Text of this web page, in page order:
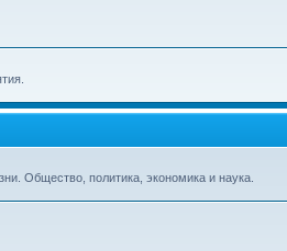
Общество, политика, экономика и наука.